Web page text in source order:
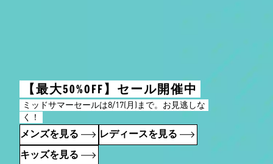
【最大50%OFF】セール開催中
ミッドサマーセールは8/17(月)まで。お見逃しな
く！
メンズを見る レディースを見る
キッズを見る